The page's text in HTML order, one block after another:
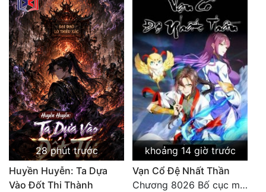
28 phút trước
Huyền Huyễn: Ta Dựa
Vào Đốt Thi Thành
khoảng 14 giờ trước
Vạn Cổ Đệ Nhất Thần
Chương 8026 Bố cục mới